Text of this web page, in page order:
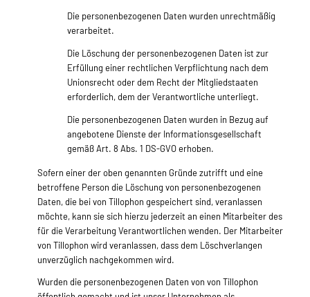
Die personenbezogenen Daten wurden unrechtmäßig
verarbeitet.
Die Löschung der personenbezogenen Daten ist zur
Erfüllung einer rechtlichen Verpflichtung nach dem
Unionsrecht oder dem Recht der Mitgliedstaaten
erforderlich, dem der Verantwortliche unterliegt.
Die personenbezogenen Daten wurden in Bezug auf
angebotene Dienste der Informationsgesellschaft
gemäß Art. 8 Abs. 1 DS-GVO erhoben.
Sofern einer der oben genannten Gründe zutrifft und eine
betroffene Person die Löschung von personenbezogenen
Daten, die bei von Tillophon gespeichert sind, veranlassen
möchte, kann sie sich hierzu jederzeit an einen Mitarbeiter des
für die Verarbeitung Verantwortlichen wenden. Der Mitarbeiter
von Tillophon wird veranlassen, dass dem Löschverlangen
unverzüglich nachgekommen wird.
Wurden die personenbezogenen Daten von von Tillophon